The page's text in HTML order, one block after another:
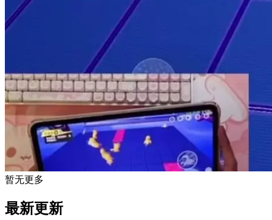
暂无更多
最新更新